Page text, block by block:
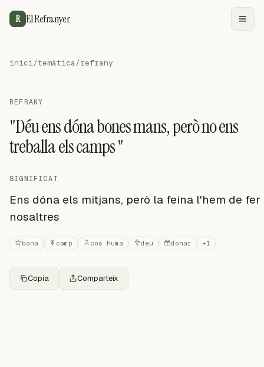
R El Refranyer
inici/temàtica/refrany
REFRANY
"Déu ens dóna bones mans, però no ens
treballa els camps "
SIGNIFICAT
Ens dóna els mitjans, però la feina l'hem de fer
nosaltres
bona camp cos huma déu donar +1
Copia Comparteix